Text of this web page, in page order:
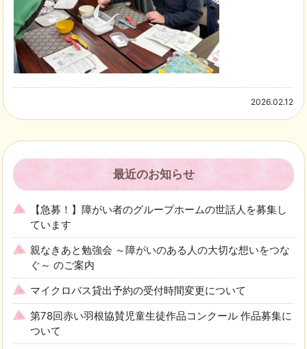
2026.02.12
最近のお知らせ
【急募！】障がい者のグループホームの世話人を募集し
ています
親なきあと勉強会 ～障がいのある人の大切な想いをつな
ぐ～ のご案内
マイクロバス貸出予約の受付時間変更について
第78回赤い羽根協賛児童生徒作品コンクール 作品募集に
ついて